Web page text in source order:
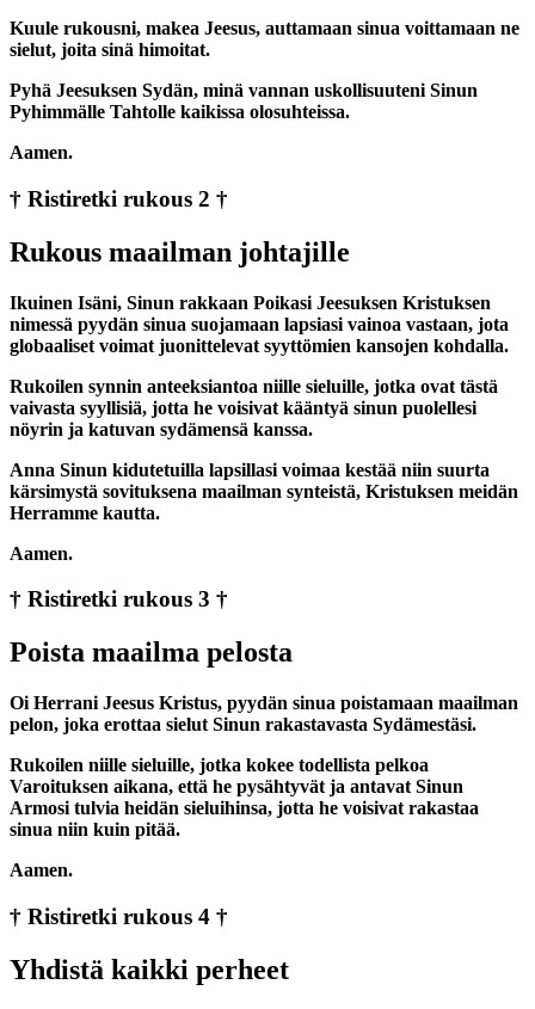
Kuule rukousni, makea Jeesus, auttamaan sinua voittamaan ne
sielut, joita sinä himoitat.
Pyhä Jeesuksen Sydän, minä vannan uskollisuuteni Sinun
Pyhimmälle Tahtolle kaikissa olosuhteissa.
Aamen.
† Ristiretki rukous 2 †
Rukous maailman johtajille
Ikuinen Isäni, Sinun rakkaan Poikasi Jeesuksen Kristuksen
nimessä pyydän sinua suojamaan lapsiasi vainoa vastaan, jota
globaaliset voimat juonittelevat syyttömien kansojen kohdalla.
Rukoilen synnin anteeksiantoa niille sieluille, jotka ovat tästä
vaivasta syyllisiä, jotta he voisivat kääntyä sinun puolellesi
nöyrin ja katuvan sydämensä kanssa.
Anna Sinun kidutetuilla lapsillasi voimaa kestää niin suurta
kärsimystä sovituksena maailman synteistä, Kristuksen meidän
Herramme kautta.
Aamen.
† Ristiretki rukous 3 †
Poista maailma pelosta
Oi Herrani Jeesus Kristus, pyydän sinua poistamaan maailman
pelon, joka erottaa sielut Sinun rakastavasta Sydämestäsi.
Rukoilen niille sieluille, jotka kokee todellista pelkoa
Varoituksen aikana, että he pysähtyvät ja antavat Sinun
Armosi tulvia heidän sieluihinsa, jotta he voisivat rakastaa
sinua niin kuin pitää.
Aamen.
† Ristiretki rukous 4 †
Yhdistä kaikki perheet